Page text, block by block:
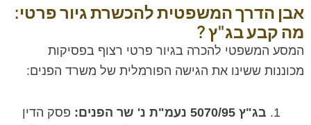
אבן הדרך המשפטית להכשרת גיור פרטי:
מה קבע בג"ץ ?
המסע המשפטי להכרה בגיור פרטי רצוף בפסיקות
מכוננות ששינו את הגישה הפורמלית של משרד הפנים:
בג"ץ 5070/95 נעמ"ת נ' שר הפנים:
פסק הדין